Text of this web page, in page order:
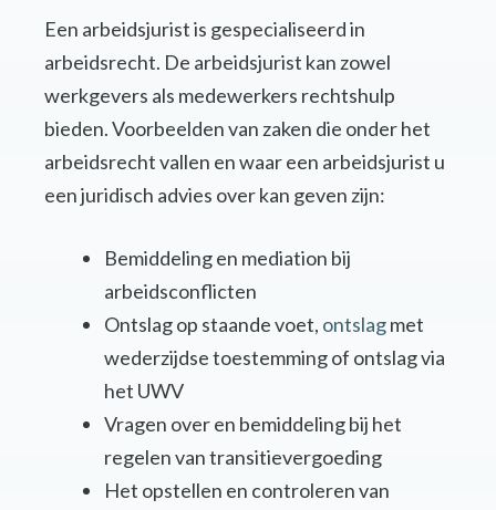
Een arbeidsjurist is gespecialiseerd in
arbeidsrecht. De arbeidsjurist kan zowel
werkgevers als medewerkers rechtshulp
bieden. Voorbeelden van zaken die onder het
arbeidsrecht vallen en waar een arbeidsjurist u
een juridisch advies over kan geven zijn:
Bemiddeling en mediation bij
arbeidsconflicten
Ontslag op staande voet, ontslagmet
wederzijdse toestemming of ontslag via
het UWV
Vragen over en bemiddeling bij het
regelen van transitievergoeding
Het opstellen en controleren van